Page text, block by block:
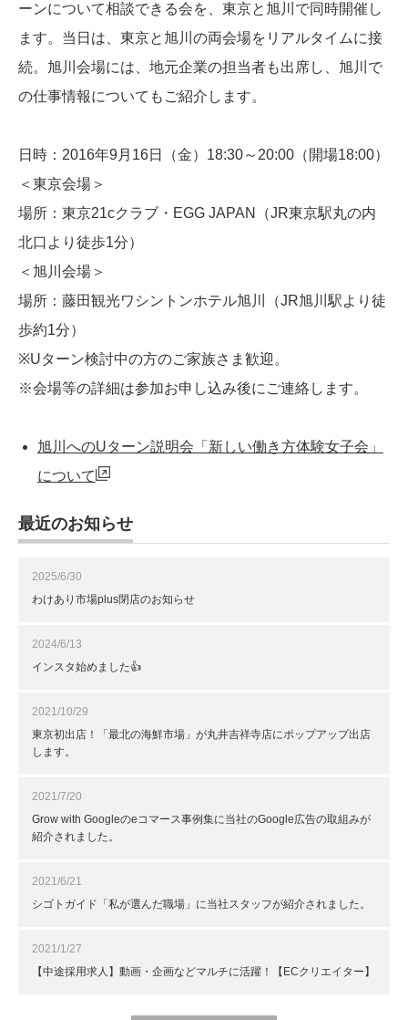
ーンについて相談できる会を、東京と旭川で同時開催し
ます。当日は、東京と旭川の両会場をリアルタイムに接
続。旭川会場には、地元企業の担当者も出席し、旭川で
の仕事情報についてもご紹介します。
日時：2016年9月16日（金）18:30～20:00（開場18:00）
＜東京会場＞
場所：東京21cクラブ・EGG JAPAN（JR東京駅丸の内
北口より徒歩1分）
＜旭川会場＞
場所：藤田観光ワシントンホテル旭川（JR旭川駅より徒
歩約1分）
※Uターン検討中の方のご家族さま歓迎。
※会場等の詳細は参加お申し込み後にご連絡します。
旭川へのUターン説明会「新しい働き方体験女子会」
について
最近のお知らせ
2025/6/30
わけあり市場plus閉店のお知らせ
2024/6/13
インスタ始めました👍
2021/10/29
東京初出店！「最北の海鮮市場」が丸井吉祥寺店にポップアップ出店
します。
2021/7/20
Grow with Googleのeコマース事例集に当社のGoogle広告の取組みが
紹介されました。
2021/6/21
シゴトガイド「私が選んだ職場」に当社スタッフが紹介されました。
2021/1/27
【中途採用求人】動画・企画などマルチに活躍！【ECクリエイター】